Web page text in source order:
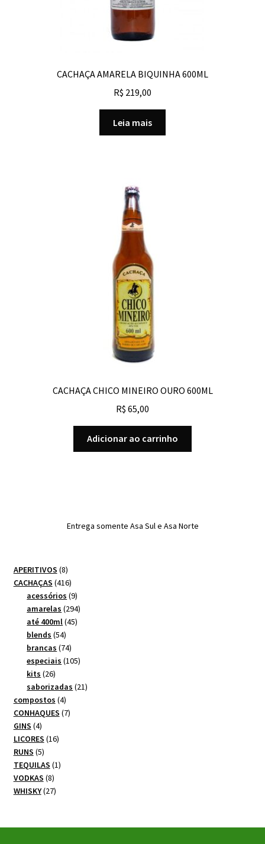
CACHAÇA AMARELA BIQUINHA 600ML
R$ 219,00
Leia mais
CACHAÇA CHICO MINEIRO OURO 600ML
R$ 65,00
Adicionar ao carrinho
Entrega somente Asa Sul e Asa Norte
APERITIVOS 88
produtos
CACHAÇAS 416416
produtos
acessórios 99
produtos
amarelas 294294
até 400ml 4545
blends 5454
produtos
brancas 7474
produtos
especiais 105105
kits 2626
produtos
saborizadas 2121
compostos 44
produtos
CONHAQUES 77
GINS 44
produtos
LICORES 1616
RUNS 55
produtos
TEQUILAS 11
VODKAS 88
produtos
WHISKY 2727